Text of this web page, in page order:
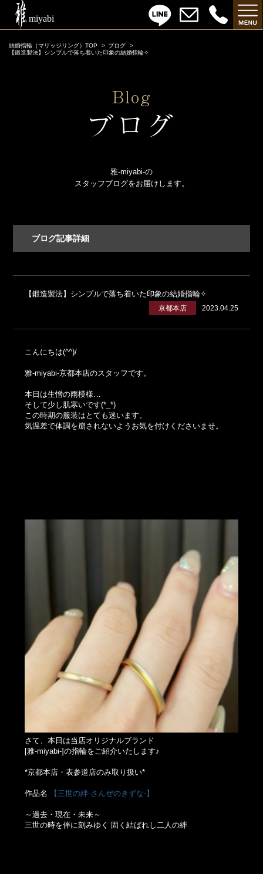
結婚指輪（マリッジリング）TOP
ブログ
【鍛造製法】シンプルで落ち着いた印象の結婚指輪✧
雅-miyabi-の
スタッフブログをお届けします。
ブログ記事詳細
【鍛造製法】シンプルで落ち着いた印象の結婚指輪✧
2023.04.25
京都本店
こんにちは(^^)/
雅‐miyabi‐京都本店のスタッフです。
本日は生憎の雨模様…
そして少し肌寒いです(*_*)
この時期の服装はとても迷います。
気温差で体調を崩されないようお気を付けくださいませ。
さて、本日は当店オリジナルブランド
[雅‐miyabi‐]の指輪をご紹介いたします♪
*京都本店・表参道店のみ取り扱い*
作品名 【三世の絆‐さんぜのきずな‐】
～過去・現在・未来～
三世の時を伴に刻みゆく 固く結ばれし二人の絆